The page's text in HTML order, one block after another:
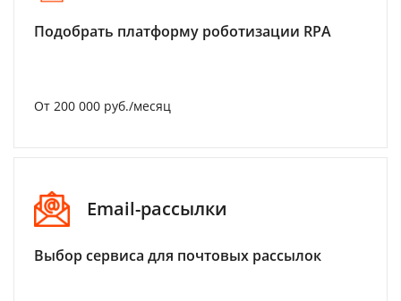
Подобрать платформу роботизации RPA
От 200 000 руб./месяц
Email-рассылки
Выбор сервиса для почтовых рассылок